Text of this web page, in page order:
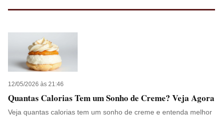
12/05/2026 às 21:46
Quantas Calorias Tem um Sonho de Creme? Veja Agora
Veja quantas calorias tem um sonho de creme e entenda melhor